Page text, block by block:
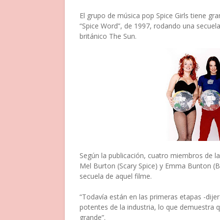
El grupo de música pop Spice Girls tiene
“Spice Word”, de 1997, rodando una
británico The Sun.
Según la publicación, cuatro miembros de
Mel Burton (Scary Spice) y Emma Bunton
secuela de aquel filme.
“Todavía están en las primeras etapas -
potentes de la industria, lo que demuestra
grande”.